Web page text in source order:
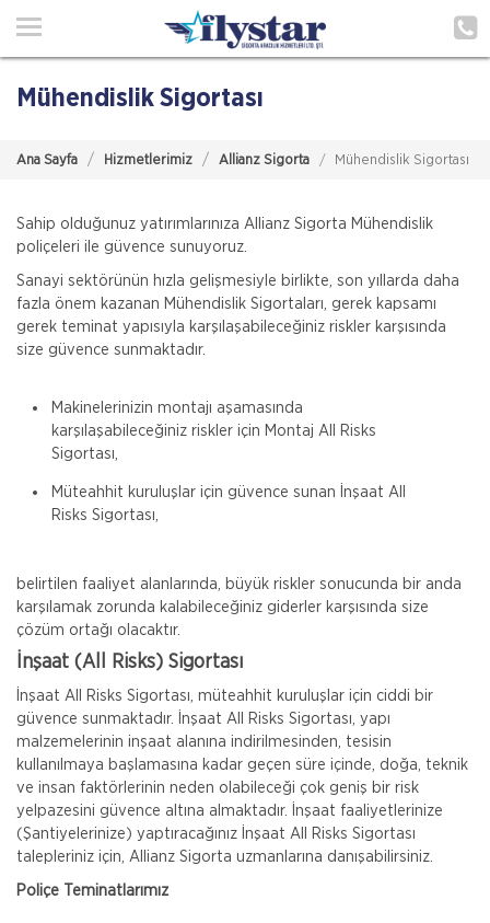
Ana Sayfa
Poliçe Hatırlat
İletişim
Müşteri Girişi
TEKLİF AL
Mühendislik Sigortası
Ana Sayfa Hizmetlerimiz Allianz Sigorta Mühendislik Sigortası
Sahip olduğunuz yatırımlarınıza Allianz Sigorta Mühendislik
poliçeleri ile güvence sunuyoruz.
Sanayi sektörünün hızla gelişmesiyle birlikte, son yıllarda daha
fazla önem kazanan Mühendislik Sigortaları, gerek kapsamı
gerek teminat yapısıyla karşılaşabileceğiniz riskler karşısında
size güvence sunmaktadır.
Makinelerinizin montajı aşamasında
karşılaşabileceğiniz riskler için Montaj All Risks
Sigortası,
Müteahhit kuruluşlar için güvence sunan İnşaat All
Risks Sigortası,
belirtilen faaliyet alanlarında, büyük riskler sonucunda bir anda
karşılamak zorunda kalabileceğiniz giderler karşısında size
çözüm ortağı olacaktır.
İnşaat (All Risks) Sigortası
İnşaat All Risks Sigortası, müteahhit kuruluşlar için ciddi bir
güvence sunmaktadır. İnşaat All Risks Sigortası, yapı
malzemelerinin inşaat alanına indirilmesinden, tesisin
kullanılmaya başlamasına kadar geçen süre içinde, doğa, teknik
ve insan faktörlerinin neden olabileceği çok geniş bir risk
yelpazesini güvence altına almaktadır. İnşaat faaliyetlerinize
(Şantiyelerinize) yaptıracağınız İnşaat All Risks Sigortası
talepleriniz için, Allianz Sigorta uzmanlarına danışabilirsiniz.
Poliçe Teminatlarımız